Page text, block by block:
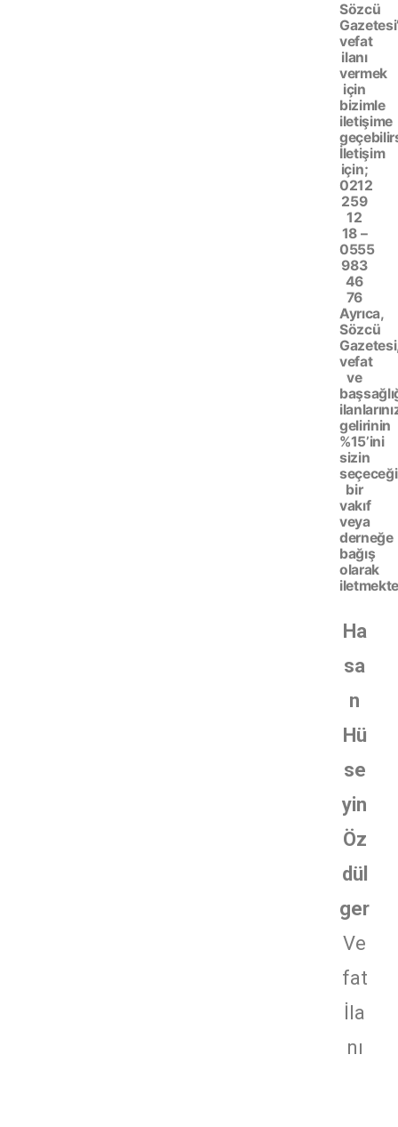
Sözcü
vefat
ilanı
vermek
için
bizimle
iletişime
İletişim
için;
0212
259
12
18 –
0555
983
46
76
Ayrıca,
Sözcü
vefat
ve
gelirinin
%15’ini
sizin
bir
vakıf
veya
derneğe
bağış
olarak
Ha
sa
n
Hü
se
yin
Öz
dül
ger
Ve
fat
İla
nı